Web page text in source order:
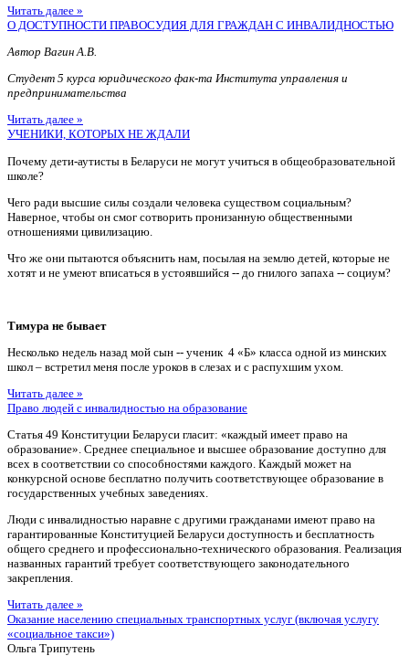
Читать далее »
О ДОСТУПНОСТИ ПРАВОСУДИЯ ДЛЯ ГРАЖДАН С ИНВАЛИДНОСТЬЮ
Автор Вагин А.В.
Студент 5 курса юридического фак-та Института управления и
предпринимательства
Читать далее »
УЧЕНИКИ, КОТОРЫХ НЕ ЖДАЛИ
Почему дети-аутисты в Беларуси не могут учиться в общеобразовательной
школе?
Чего ради высшие силы создали человека существом социальным?
Наверное, чтобы он смог сотворить пронизанную общественными
отношениями цивилизацию.
Что же они пытаются объяснить нам, посылая на землю детей, которые не
хотят и не умеют вписаться в устоявшийся -- до гнилого запаха -- социум?
Тимура не бывает
Несколько недель назад мой сын -- ученик 4 «Б» класса одной из минских
школ – встретил меня после уроков в слезах и с распухшим ухом.
Читать далее »
Право людей с инвалидностью на образование
Статья 49 Конституции Беларуси гласит: «каждый имеет право на
образование». Среднее специальное и высшее образование доступно для
всех в соответствии со способностями каждого. Каждый может на
конкурсной основе бесплатно получить соответствующее образование в
государственных учебных заведениях.
Люди с инвалидностью наравне с другими гражданами имеют право на
гарантированные Конституцией Беларуси доступность и бесплатность
общего среднего и профессионально-технического образования. Реализация
названных гарантий требует соответствующего законодательного
закрепления.
Читать далее »
Оказание населению специальных транспортных услуг (включая услугу
«социальное такси»)
Ольга Трипутень